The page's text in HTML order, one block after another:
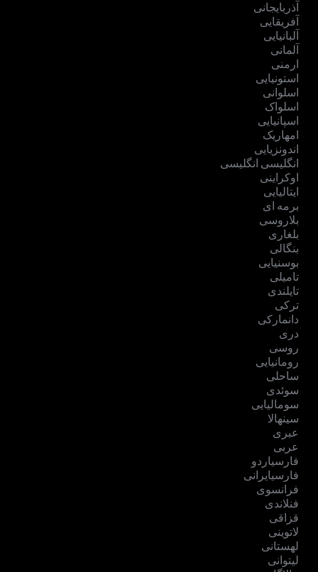
آذربایجانی
آفریقایی
آلبانیایی
آلمانی
ارمنی
استونیایی
اسلوانی
اسلواک
اسپانیایی
امهاریک
اندونزیایی
انگلیسی انگلیسی
اوکراینی
ایتالیایی
برمه ای
بلاروسی
بلغاری
بنگالی
بوسنیایی
تامیلی
تایلندی
ترکی
دانمارکی
دری
روسی
رومانیایی
ساحلی
سوئدی
سومالیایی
سینهالا
عبری
عربی
فارسیاردو
فارسیایرانی
فرانسوی
فنلاندی
قزاقی
لاتوینی
لهستانی
لیتوانی